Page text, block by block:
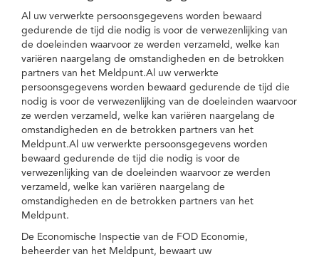
Al uw verwerkte persoonsgegevens worden bewaard
gedurende de tijd die nodig is voor de verwezenlijking van
de doeleinden waarvoor ze werden verzameld, welke kan
variëren naargelang de omstandigheden en de betrokken
partners van het Meldpunt.Al uw verwerkte
persoonsgegevens worden bewaard gedurende de tijd die
nodig is voor de verwezenlijking van de doeleinden waarvoor
ze werden verzameld, welke kan variëren naargelang de
omstandigheden en de betrokken partners van het
Meldpunt.Al uw verwerkte persoonsgegevens worden
bewaard gedurende de tijd die nodig is voor de
verwezenlijking van de doeleinden waarvoor ze werden
verzameld, welke kan variëren naargelang de
omstandigheden en de betrokken partners van het
Meldpunt.
De Economische Inspectie van de FOD Economie,
beheerder van het Meldpunt, bewaart uw